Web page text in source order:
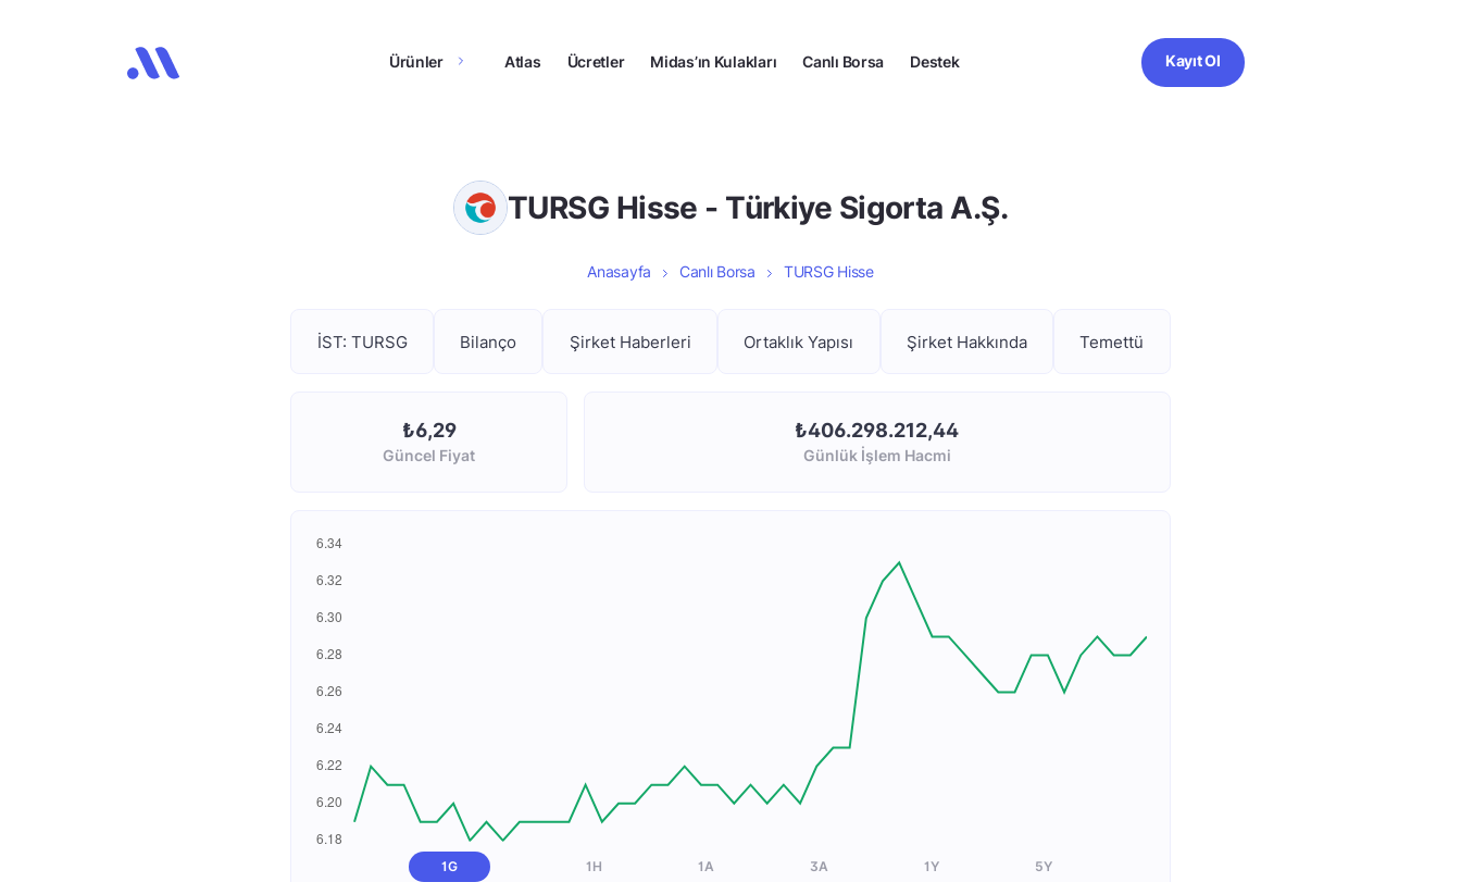
Ürünler Atlas Ücretler Midas’ın Kulakları Canlı Borsa Destek Kayıt Ol
TURSG Hisse - Türkiye Sigorta A.Ş.
Anasayfa Canlı Borsa TURSG Hisse
İST: TURSG Bilanço Şirket Haberleri Ortaklık Yapısı Şirket Hakkında Temettü
₺6,29
Güncel Fiyat
₺406.298.212,44
Günlük İşlem Hacmi
1G 1H 1A 3A 1Y 5Y